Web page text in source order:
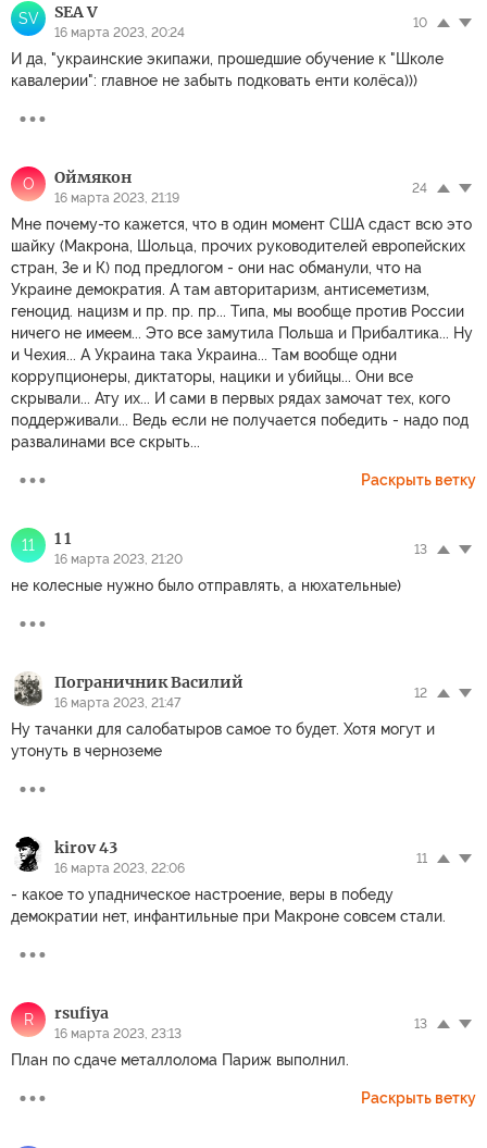
SV SEA V
16 марта 2023, 20:24
10
И да, "украинские экипажи, прошедшие обучение к "Школе
кавалерии": главное не забыть подковать енти колёса)))
О Оймякон
16 марта 2023, 21:19
24
Мне почему-то кажется, что в один момент США сдаст всю это
шайку (Макрона, Шольца, прочих руководителей европейских
стран, Зе и К) под предлогом - они нас обманули, что на
Украине демократия. А там авторитаризм, антисеметизм,
геноцид. нацизм и пр. пр. пр... Типа, мы вообще против России
ничего не имеем... Это все замутила Польша и Прибалтика... Ну
и Чехия... А Украина така Украина... Там вообще одни
коррупционеры, диктаторы, нацики и убийцы... Они все
скрывали... Ату их... И сами в первых рядах замочат тех, кого
поддерживали... Ведь если не получается победить - надо под
развалинами все скрыть...
Раскрыть ветку
11 1 1
16 марта 2023, 21:20
13
не колесные нужно было отправлять, а нюхательные)
Пограничник Василий
16 марта 2023, 21:47
12
Ну тачанки для салобатыров самое то будет. Хотя могут и
утонуть в черноземе
kirov 43
16 марта 2023, 22:06
11
- какое то упадническое настроение, веры в победу
демократии нет, инфантильные при Макроне совсем стали.
R rsufiya
16 марта 2023, 23:13
13
План по сдаче металлолома Париж выполнил.
Раскрыть ветку